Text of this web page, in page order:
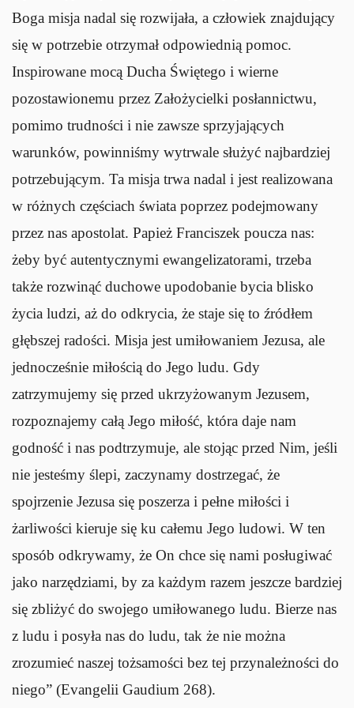
Boga misja nadal się rozwijała, a człowiek znajdujący
się w potrzebie otrzymał odpowiednią pomoc.
Inspirowane mocą Ducha Świętego i wierne
pozostawionemu przez Założycielki posłannictwu,
pomimo trudności i nie zawsze sprzyjających
warunków, powinniśmy wytrwale służyć najbardziej
potrzebującym. Ta misja trwa nadal i jest realizowana
w różnych częściach świata poprzez podejmowany
przez nas apostolat. Papież Franciszek poucza nas:
żeby być autentycznymi ewangelizatorami, trzeba
także rozwinąć duchowe upodobanie bycia blisko
życia ludzi, aż do odkrycia, że staje się to źródłem
głębszej radości. Misja jest umiłowaniem Jezusa, ale
jednocześnie miłością do Jego ludu. Gdy
zatrzymujemy się przed ukrzyżowanym Jezusem,
rozpoznajemy całą Jego miłość, która daje nam
godność i nas podtrzymuje, ale stojąc przed Nim, jeśli
nie jesteśmy ślepi, zaczynamy dostrzegać, że
spojrzenie Jezusa się poszerza i pełne miłości i
żarliwości kieruje się ku całemu Jego ludowi. W ten
sposób odkrywamy, że On chce się nami posługiwać
jako narzędziami, by za każdym razem jeszcze bardziej
się zbliżyć do swojego umiłowanego ludu. Bierze nas
z ludu i posyła nas do ludu, tak że nie można
zrozumieć naszej tożsamości bez tej przynależności do
niego” (Evangelii Gaudium 268).